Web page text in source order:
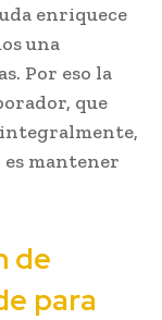
enriquece
una
Por eso la
que
es mantener
de
para